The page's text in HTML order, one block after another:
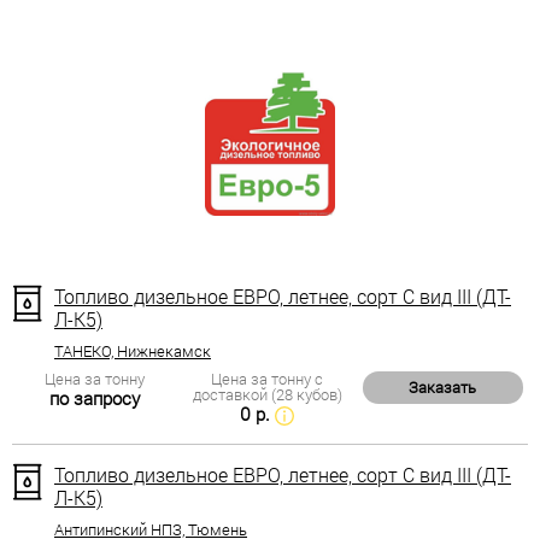
Топливо дизельное ЕВРО, летнее, сорт С вид III (ДТ-
Л-К5)
ТАНЕКО, Нижнекамск
Цена за тонну
по запросу
Цена за тонну с
доставкой (28 кубов)
0 р.
Заказать
Топливо дизельное ЕВРО, летнее, сорт С вид III (ДТ-
Л-К5)
Антипинский НПЗ, Тюмень